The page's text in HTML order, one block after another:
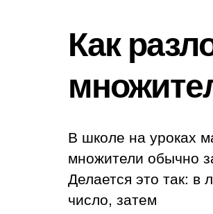
Как
В школе на уроках
множители обычно
Делается это так: в
число, затем